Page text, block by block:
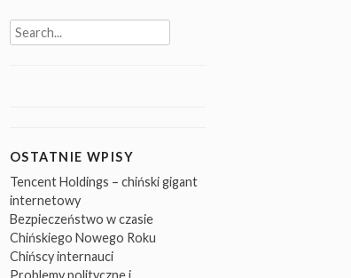
Search
for:
OSTATNIE WPISY
Tencent Holdings – chiński gigant
internetowy
Bezpieczeństwo w czasie
Chińskiego Nowego Roku
Chińscy internauci
Problemy polityczne i